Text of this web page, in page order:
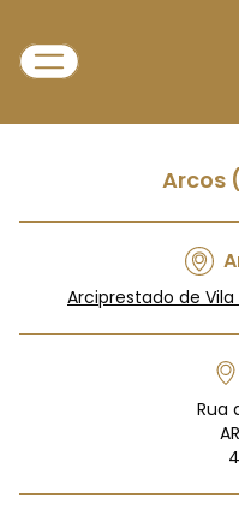
Arcos
Arciprestado de
Rua